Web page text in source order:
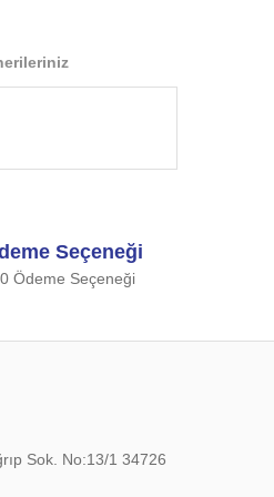
Seçeneği
Ödeme Seçeneği
Sok. No:13/1 34726